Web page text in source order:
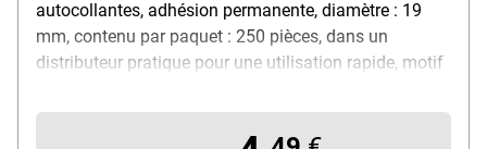
autocollantes, adhésion permanente, diamètre : 19
mm, contenu par paquet : 250 pièces, dans un
distributeur pratique pour une utilisation rapide, motif